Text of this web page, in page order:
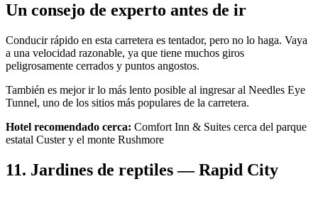
Un consejo de experto antes de ir
Conducir rápido en esta carretera es tentador, pero no lo haga. Vaya
a una velocidad razonable, ya que tiene muchos giros
peligrosamente cerrados y puntos angostos.
También es mejor ir lo más lento posible al ingresar al Needles Eye
Tunnel, uno de los sitios más populares de la carretera.
Hotel recomendado cerca: Comfort Inn & Suites cerca del parque
estatal Custer y el monte Rushmore
11. Jardines de reptiles — Rapid City